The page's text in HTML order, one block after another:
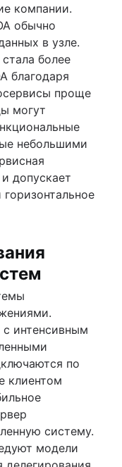
компании.
обычно
в узле.
более
благодаря
проще
могут
небольшими
допускает
интенсивным
по
клиентом
систему.
модели